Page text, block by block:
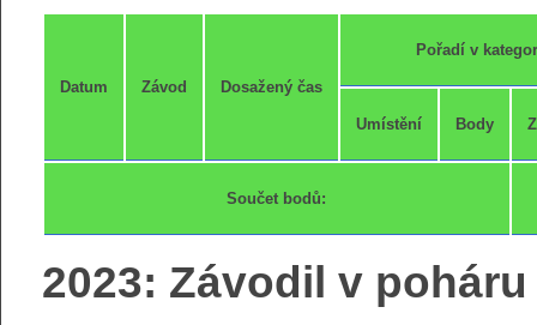
Datum Závod Dosažený čas
Pořadí v
Umístění Body
Součet bodů:
2023: Závodil v